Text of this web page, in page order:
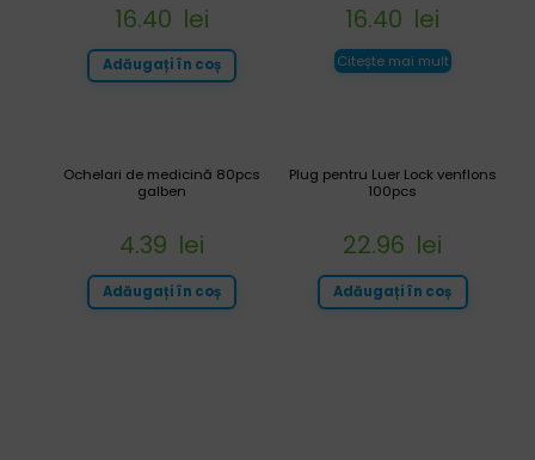
16.40 lei
Citește mai mult
16.40 lei
Adăugați în coș
Plug pentru Luer Lock venflons
100pcs
22.96 lei
Adăugați în coș
Ochelari de medicină 80pcs
galben
4.39 lei
Adăugați în coș